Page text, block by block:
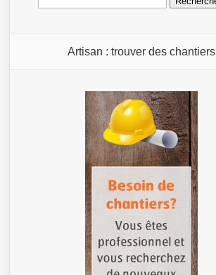
Artisan : trouver des chantiers